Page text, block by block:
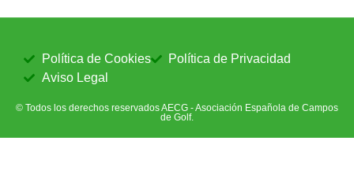
© Todos los derechos reservados AECG - Asociación Española de Campos
de Golf.
Política de Cookies
Política de Privacidad
Aviso Legal